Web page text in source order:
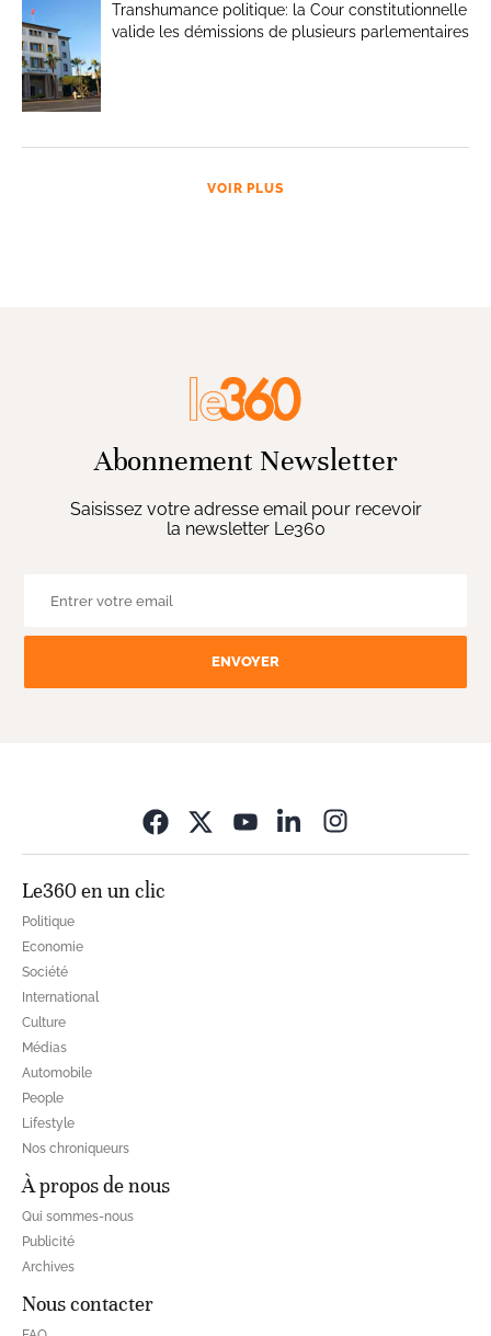
Transhumance politique: la Cour constitutionnelle
valide les démissions de plusieurs parlementaires
VOIR PLUS
Abonnement Newsletter
Saisissez votre adresse email pour recevoir
la newsletter Le360
ENVOYER
Le360 en un clic
Politique
Economie
Société
International
Culture
Médias
Automobile
People
Lifestyle
Nos chroniqueurs
À propos de nous
Qui sommes-nous
Publicité
Archives
Nous contacter